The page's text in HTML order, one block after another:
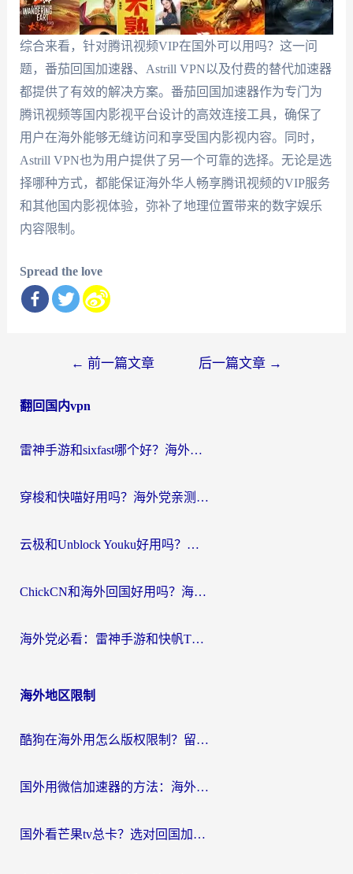
综合来看，针对腾讯视频VIP在国外可以用吗？这一问
题，番茄回国加速器、Astrill VPN以及付费的替代加速器
都提供了有效的解决方案。番茄回国加速器作为专门为
腾讯视频等国内影视平台设计的高效连接工具，确保了
用户在海外能够无缝访问和享受国内影视内容。同时，
Astrill VPN也为用户提供了另一个可靠的选择。无论是选
择哪种方式，都能保证海外华人畅享腾讯视频的VIP服务
和其他国内影视体验，弥补了地理位置带来的数字娱乐
内容限制。
Spread the love
导
← 前一篇文章 后一篇文章 →
翻回国内vpn
雷神手游和sixfast哪个好？海外党亲测3款回国加速器，教你选对不踩坑
穿梭和快喵好用吗？海外党亲测：小众加速器对比+番茄加速器深度体验
云极和Unblock Youku好用吗？海外党亲测+2026回国加速器避坑指南
ChickCN和海外回国好用吗？海外党2026亲测：从手游到影音，选对加速器的3个关键
海外党必看：雷神手游和快帆TV版好用吗？3步选对回国加速器不踩坑
海外地区限制
酷狗在海外用怎么版权限制？留学生亲测：3步解决听国内音乐难题
国外用微信加速器的方法：海外党无缝连接国内生活的实用指南
国外看芒果tv总卡？选对回国加速器，轻松追《浪姐》不费劲